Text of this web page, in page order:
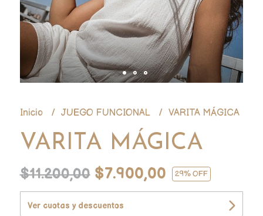
Inicio JUEGO FUNCIONAL VARITA MÁGICA
VARITA MÁGICA
$11.200,00$7.900,00 29% OFF
Ver cuotas y descuentos